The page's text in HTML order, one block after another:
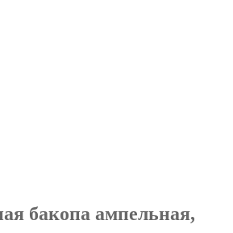
бакопа ампельная,